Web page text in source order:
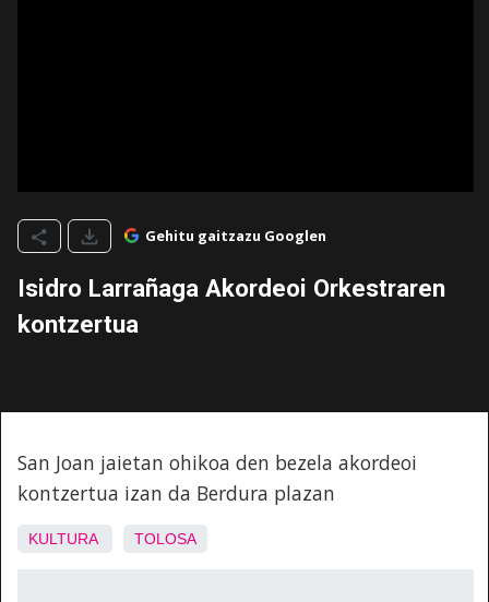
Gehitu gaitzazu Googlen
Isidro Larrañaga Akordeoi Orkestraren
kontzertua
San Joan jaietan ohikoa den bezela akordeoi
kontzertua izan da Berdura plazan
KULTURA TOLOSA